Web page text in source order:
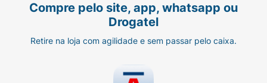
Compre pelo site, app, whatsapp ou
Drogatel
Retire na loja com agilidade e sem passar pelo caixa.